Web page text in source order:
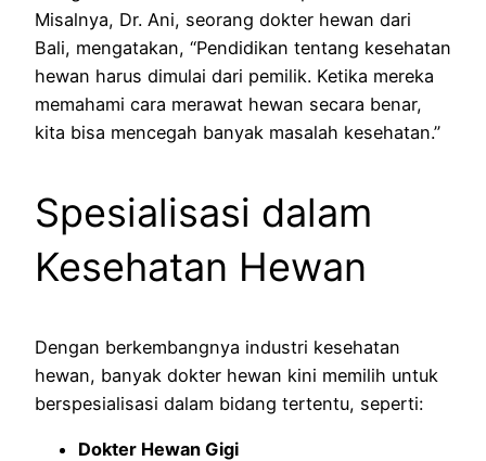
Misalnya, Dr. Ani, seorang dokter hewan dari
Bali, mengatakan, “Pendidikan tentang kesehatan
hewan harus dimulai dari pemilik. Ketika mereka
memahami cara merawat hewan secara benar,
kita bisa mencegah banyak masalah kesehatan.”
Spesialisasi dalam
Kesehatan Hewan
Dengan berkembangnya industri kesehatan
hewan, banyak dokter hewan kini memilih untuk
berspesialisasi dalam bidang tertentu, seperti:
Dokter Hewan Gigi